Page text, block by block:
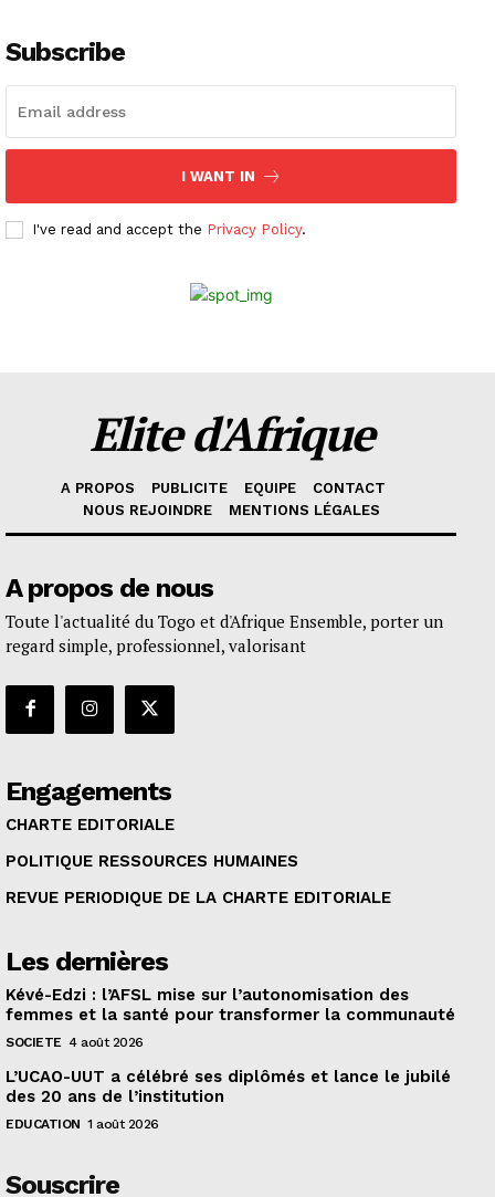
Subscribe
I WANT IN
I've read and accept the Privacy Policy.
Elite d'Afrique
A PROPOS PUBLICITE EQUIPE
CONTACT
NOUS REJOINDRE
MENTIONS LÉGALES
A propos de nous
Toute l'actualité du Togo et d'Afrique Ensemble, porter un
regard simple, professionnel, valorisant
Engagements
CHARTE EDITORIALE
POLITIQUE RESSOURCES HUMAINES
REVUE PERIODIQUE DE LA CHARTE EDITORIALE
Les dernières
Kévé-Edzi : l’AFSL mise sur l’autonomisation des
femmes et la santé pour transformer la communauté
SOCIETE 4 août 2026
L’UCAO-UUT a célébré ses diplômés et lance le jubilé
des 20 ans de l’institution
EDUCATION 1 août 2026
Souscrire